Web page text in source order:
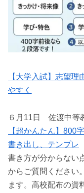
【大学入試】志望
やすく
６月11日 佐渡中等
【超かんたん】800
書き出し、テンプレ
書き方が分からない
からご質問ください
ます。高校配布の資